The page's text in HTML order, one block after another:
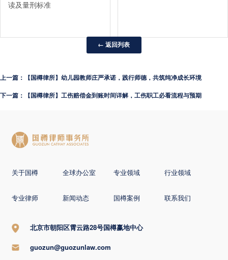
读及量刑标准
← 返回列表
上一篇：【国樽律所】幼儿园教师庄严承诺，践行师德，共筑纯净成长环境
下一篇：【国樽律所】工伤赔偿金到账时间详解，工伤职工必看流程与预期
关于国樽 全球办公室 专业领域 行业领域
专业律师 新闻动态 国樽案例 联系我们
北京市朝阳区霄云路28号国樽赢地中心
guozun@guozunlaw.com